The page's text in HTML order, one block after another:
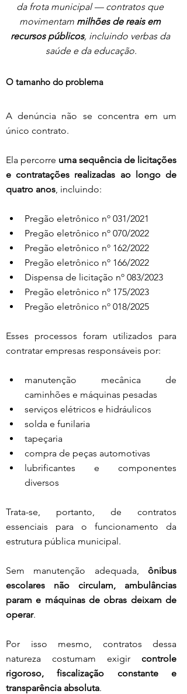
da frota municipal — contratos que
movimentam milhões de reais em
recursos públicos, incluindo verbas da
saúde e da educação.
O tamanho do problema
A denúncia não se concentra em um
único contrato.
Ela percorre uma sequência de licitações
e contratações realizadas ao longo de
quatro anos , incluindo:
Pregão eletrônico nº 031/2021
Pregão eletrônico nº 070/2022
Pregão eletrônico nº 162/2022
Pregão eletrônico nº 166/2022
Dispensa de licitação nº 083/2023
Pregão eletrônico nº 175/2023
Pregão eletrônico nº 018/2025
Esses processos foram utilizados para
contratar empresas responsáveis por:
manutenção mecânica de
caminhões e máquinas pesadas
serviços elétricos e hidráulicos
solda e funilaria
tapeçaria
compra de peças automotivas
lubrificantes e componentes
diversos
Trata-se, portanto, de contratos
essenciais para o funcionamento da
estrutura pública municipal.
Sem manutenção adequada, ônibus
escolares não circulam, ambulâncias
param e máquinas de obras deixam de
operar.
Por isso mesmo, contratos dessa
natureza costumam exigir controle
rigoroso, fiscalização constante e
transparência absoluta.